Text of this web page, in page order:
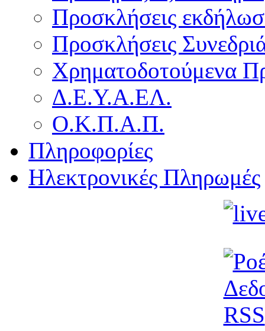
Προσκλήσεις
Προσκλήσεις
Χρηματοδοτούμενα
Δ.Ε.Υ.Α.ΕΛ.
Ο.Κ.Π.Α.Π.
Πληροφορίες
Ηλεκτρονικές Πληρωμές